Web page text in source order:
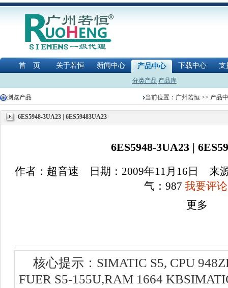
首 页 关于若恒 新闻中心 产品中心 下载中心 支
分类产品 产品库
浏览产品 当前位置： 广州若恒 >> 产品
6ES5948-3UA23 | 6ES59483UA23
6ES5948-3UA23 |
作者：超音速 日期：2009年11月16日
气： 987 我要评
更多
核心提示：SIMATIC S5, CPU
FUER S5-155U,RAM 1664